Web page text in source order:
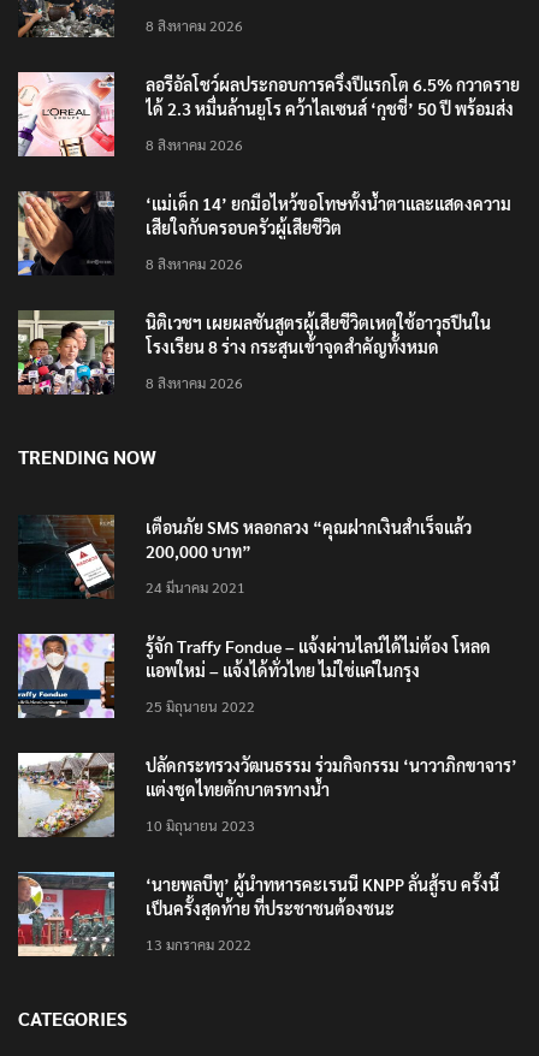
‘อนุทิน’ ควงภริยาชมงาน OTOP ศิลปาชีพ ประทีปไทย
8 สิงหาคม 2026
ลอรีอัลโชว์ผลประกอบการครึ่งปีแรกโต 6.5% กวาดราย
8 สิงหาคม 2026
‘แม่เด็ก 14’ ยกมือไหว้ขอโทษทั้งน้ำตาและแสดงความ
8 สิงหาคม 2026
นิติเวชฯ เผยผลชันสูตรผู้เสียชีวิตเหตุใช้อาวุธปืนใน
เตือนภัย SMS หลอกลวง “คุณฝากเงินสำเร็จแล้ว
24 มีนาคม 2021
รู้จัก Traffy Fondue – แจ้งผ่านไลน์ได้ไม่ต้อง โหลด
แอพใหม่ – แจ้งได้ทั่วไทย ไม่ใช่แค่ในกรุง
25 มิถุนายน 2022
ปลัดกระทรวงวัฒนธรรม ร่วมกิจกรรม ‘นาวาภิกขาจาร’
แต่งชุดไทยตักบาตรทางน้ำ
10 มิถุนายน 2023